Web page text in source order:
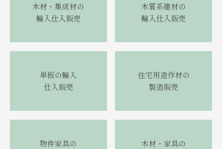
木材・集成材の
輸入仕入販売
木質系建材の
輸入仕入販売
単板の輸入
仕入販売
住宅用造作材の
製造販売
物件家具の
木材・家具の